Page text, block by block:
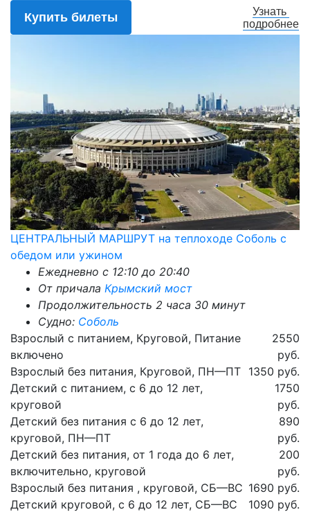
Купить билеты
Узнать
подробнее
ЦЕНТРАЛЬНЫЙ МАРШРУТ на теплоходе Соболь с
обедом или ужином
Ежедневно c 12:10 до 20:40
От причала Крымский мост
Продолжительность 2 часа 30 минут
Судно: Соболь
Взрослый с питанием, Круговой, Питание
включено
2550
руб.
Взрослый без питания, Круговой, ПН—ПТ 1350 руб.
Детский с питанием, с 6 до 12 лет,
круговой
1750
руб.
Детский без питания с 6 до 12 лет,
круговой, ПН—ПТ
890
руб.
Детский без питания, от 1 года до 6 лет,
включительно, круговой
200
руб.
Взрослый без питания , круговой, СБ—ВС 1690 руб.
Детский круговой, с 6 до 12 лет, СБ—ВС
1090 руб.